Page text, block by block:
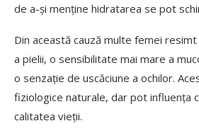
de a-și menține hidratarea se pot
Din această cauză multe femei
a pielii, o sensibilitate mai mare a
o senzație de uscăciune a ochilor.
fiziologice naturale, dar pot influența
calitatea vieții.